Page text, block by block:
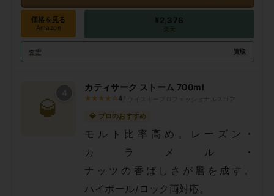
価格を見る
Amazon
¥2,376
楽天
査定 買取
🥃
カティサーク ストーム 700ml
★★★★☆ 4
💎 プロのおすすめ
モルト比率高め。レーズン・
カラメル・
ナッツの香ばしさが層を成す。
ハイボール/ロック両対応。